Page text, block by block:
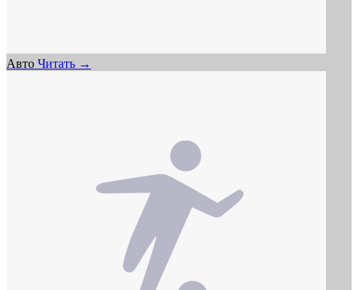
Авто Читать →